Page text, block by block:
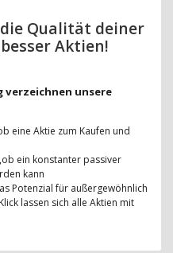
Qualität deiner
Aktien!
verzeichnen unsere
eine Aktie zum Kaufen und
ein konstanter passiver
kann
Potenzial für außergewöhnlich
lassen sich alle Aktien mit